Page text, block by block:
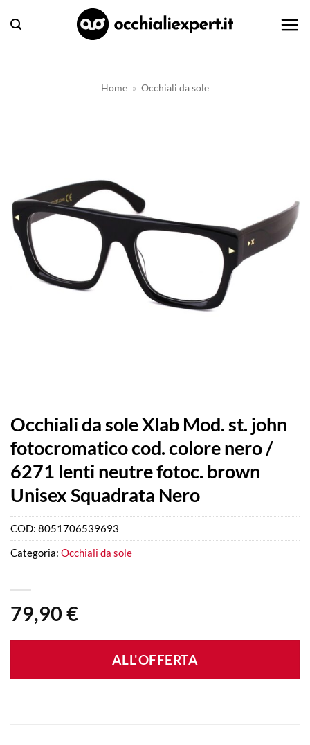
Home » Occhiali da sole
Occhiali da sole Xlab Mod. st. john
fotocromatico cod. colore nero /
6271 lenti neutre fotoc. brown
Unisex Squadrata Nero
79,90 €
ALL'OFFERTA
COD: 8051706539693
Categoria: Occhiali da sole